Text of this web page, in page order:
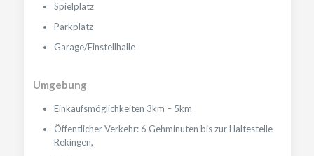
Spielplatz
Parkplatz
Garage/Einstellhalle
Umgebung
Einkaufsmöglichkeiten 3km – 5km
Öffentlicher Verkehr: 6 Gehminuten bis zur Haltestelle
Rekingen,